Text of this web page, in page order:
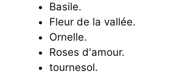
Basile.
Fleur de la vallée.
Ornelle.
Roses d'amour.
tournesol.